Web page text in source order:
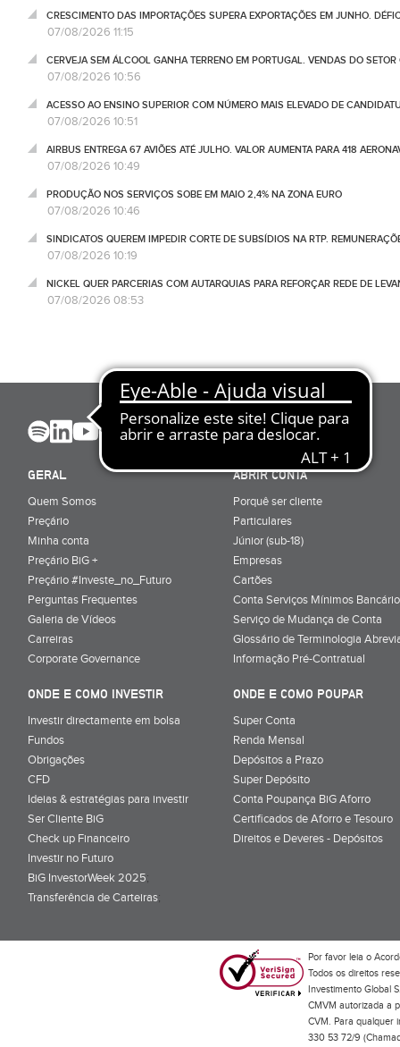
CRESCIMENTO DAS IMPORTAÇÕES SUPERA EXPORTAÇÕES EM JUNHO.
07/08/2026 11:15
CERVEJA SEM ÁLCOOL GANHA TERRENO EM PORTUGAL. VENDAS DO
07/08/2026 10:56
ACESSO AO ENSINO SUPERIOR COM NÚMERO MAIS ELEVADO DE
07/08/2026 10:51
AIRBUS ENTREGA 67 AVIÕES ATÉ JULHO. VALOR AUMENTA PARA 418
07/08/2026 10:49
PRODUÇÃO NOS SERVIÇOS SOBE EM MAIO 2,4% NA ZONA EURO
07/08/2026 10:46
SINDICATOS QUEREM IMPEDIR CORTE DE SUBSÍDIOS NA RTP.
07/08/2026 10:19
NICKEL QUER PARCERIAS COM AUTARQUIAS PARA REFORÇAR REDE DE
07/08/2026 08:53
GERAL
Quem Somos
Preçário
Minha conta
Preçário BiG +
Preçário #Investe_no_Futuro
Perguntas Frequentes
Galeria de Vídeos
Carreiras
Corporate Governance
ABRIR CONTA
Porquê ser cliente
Particulares
Júnior (sub-18)
Empresas
Cartões
Conta Serviços Mínimos
Serviço de Mudança de Conta
Glossário de Terminologia
Informação Pré-Contratual
ONDE E COMO INVESTIR
Investir directamente em bolsa
Fundos
Obrigações
CFD
Ideias & estratégias para investir
Ser Cliente BiG
Check up Financeiro
Investir no Futuro
BiG InvestorWeek 2025;
Transferência de Carteiras;
ONDE E COMO POUPAR
Super Conta
Renda Mensal
Depósitos a Prazo
Super Depósito
Conta Poupança BiG Aforro
Certificados de Aforro e Tesouro
Direitos e Deveres - Depósitos
Por favor leia o
Todos os direitos
Investimento Global
CMVM autorizada a
CVM. Para qualquer
330 53 72/9